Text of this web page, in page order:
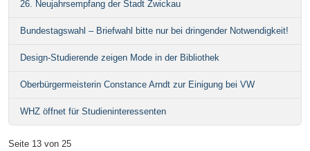
26. Neujahrsempfang der Stadt Zwickau
Bundestagswahl – Briefwahl bitte nur bei dringender Notwendigkeit!
Design-Studierende zeigen Mode in der Bibliothek
Oberbürgermeisterin Constance Arndt zur Einigung bei VW
WHZ öffnet für Studieninteressenten
Seite 13 von 25